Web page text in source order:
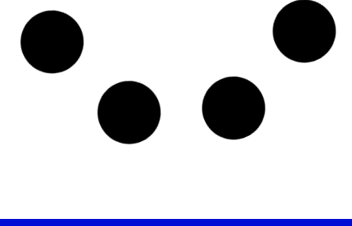
AKTUALNOŚCI EUROPA
EV przyspieszają na Wyspach
Brytyjski rynek: wzrost rejestracji
„elektryków” w lipcu o 49 procent. W
tle m.in. rosnące koszty paliw
AKTUALNOŚCI,BIZNES,EUROPA,OSOBOWE,RYNEK,TESLA